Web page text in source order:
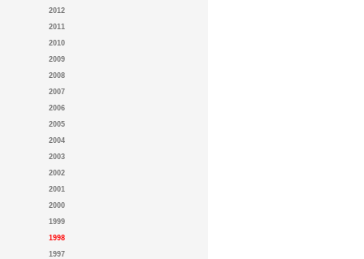
2012
2011
2010
2009
2008
2007
2006
2005
2004
2003
2002
2001
2000
1999
1998
1997